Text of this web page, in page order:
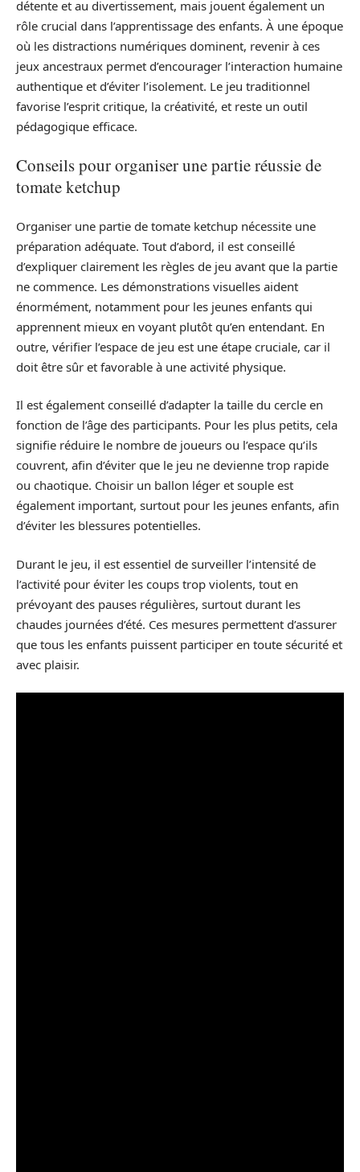
détente et au divertissement, mais jouent également un
rôle crucial dans l’apprentissage des enfants. À une époque
où les distractions numériques dominent, revenir à ces
jeux ancestraux permet d’encourager l’interaction humaine
authentique et d’éviter l’isolement. Le jeu traditionnel
favorise l’esprit critique, la créativité, et reste un outil
pédagogique efficace.
Conseils pour organiser une partie réussie de
tomate ketchup
Organiser une partie de tomate ketchup nécessite une
préparation adéquate. Tout d’abord, il est conseillé
d’expliquer clairement les règles de jeu avant que la partie
ne commence. Les démonstrations visuelles aident
énormément, notamment pour les jeunes enfants qui
apprennent mieux en voyant plutôt qu’en entendant. En
outre, vérifier l’espace de jeu est une étape cruciale, car il
doit être sûr et favorable à une activité physique.
Il est également conseillé d’adapter la taille du cercle en
fonction de l’âge des participants. Pour les plus petits, cela
signifie réduire le nombre de joueurs ou l’espace qu’ils
couvrent, afin d’éviter que le jeu ne devienne trop rapide
ou chaotique. Choisir un ballon léger et souple est
également important, surtout pour les jeunes enfants, afin
d’éviter les blessures potentielles.
Durant le jeu, il est essentiel de surveiller l’intensité de
l’activité pour éviter les coups trop violents, tout en
prévoyant des pauses régulières, surtout durant les
chaudes journées d’été. Ces mesures permettent d’assurer
que tous les enfants puissent participer en toute sécurité et
avec plaisir.